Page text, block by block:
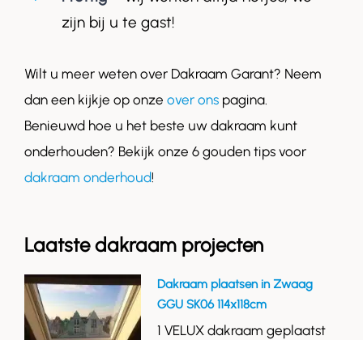
zijn bij u te gast!
Wilt u meer weten over Dakraam Garant? Neem
dan een kijkje op onze over ons pagina.
Benieuwd hoe u het beste uw dakraam kunt
onderhouden? Bekijk onze 6 gouden tips voor
dakraam onderhoud!
Laatste dakraam projecten
Dakraam plaatsen in Zwaag
GGU SK06 114x118cm
1 VELUX dakraam geplaatst